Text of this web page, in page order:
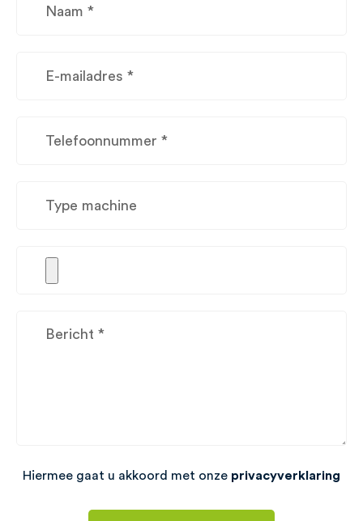
Hiermee gaat u akkoord met onze privacyverklaring